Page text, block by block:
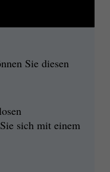
Sie diesen
sich mit einem